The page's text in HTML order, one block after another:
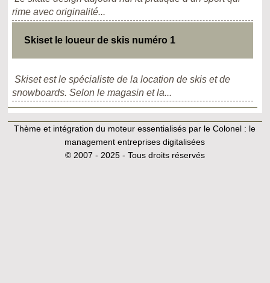
rime avec originalité...
Skiset le loueur de skis numéro 1
Skiset est le spécialiste de la location de skis et de
snowboards. Selon le magasin et la...
Thème et intégration du moteur essentialisés par le Colonel : le
management entreprises digitalisées
© 2007 - 2025 - Tous droits réservés